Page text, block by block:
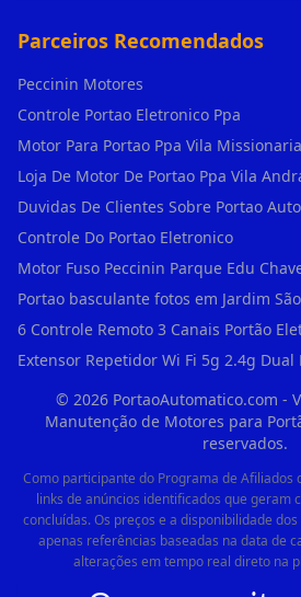
Parceiros Recomendados
Peccinin Motores
Controle Portao Eletronico Ppa
Motor Para Portao Ppa Vila Missionaria
Loja De Motor De Portao Ppa Vila
Controle Do Portao Eletronico
Motor Fuso Peccinin Parque Edu
Portao basculante fotos em Jardim
© 2026PortaoAutomatico.com -
Manutenção de Motores para
reservados.
Como participante do Programa de Afiliados
links de anúncios identificados que geram
concluídas. Os preços e a disponibilidade
apenas referências baseadas na data de
alterações em tempo real direto na